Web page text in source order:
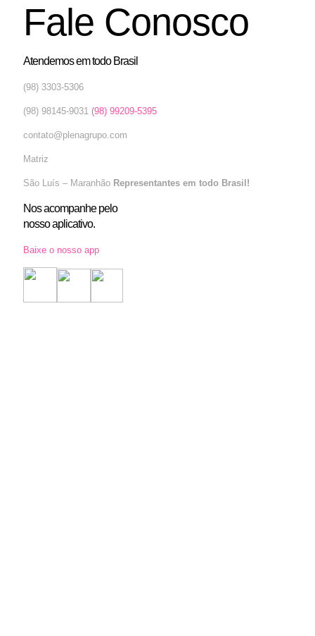
Fale Conosco
Atendemos em todo Brasil
(98) 3303-5306
(98) 98145-9031 (98) 99209-5395
contato@plenagrupo.com
Matriz
São Luís – Maranhão Representantes em todo Brasil!
Nos acompanhe pelo
nosso aplicativo.
Baixe o nosso app